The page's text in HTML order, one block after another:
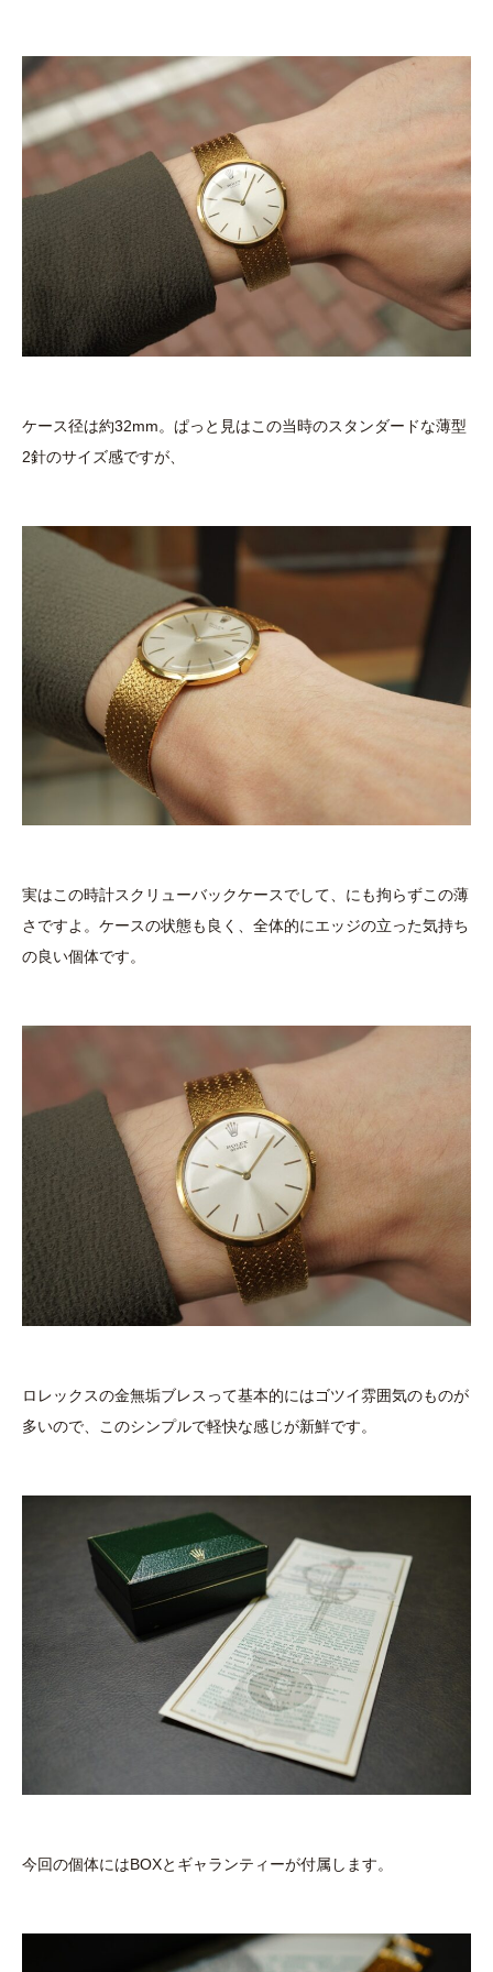
ケース径は約32mm。ぱっと見はこの当時のスタンダードな薄型
2針のサイズ感ですが、
実はこの時計スクリューバックケースでして、にも拘らずこの薄
さですよ。ケースの状態も良く、全体的にエッジの立った気持ち
の良い個体です。
ロレックスの金無垢ブレスって基本的にはゴツイ雰囲気のものが
多いので、このシンプルで軽快な感じが新鮮です。
今回の個体にはBOXとギャランティーが付属します。